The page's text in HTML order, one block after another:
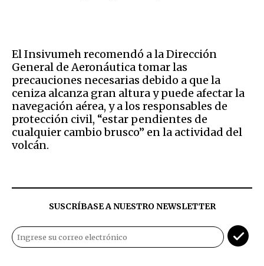
El Insivumeh recomendó a la Dirección
General de Aeronáutica tomar las
precauciones necesarias debido a que la
ceniza alcanza gran altura y puede afectar la
navegación aérea, y a los responsables de
protección civil, “estar pendientes de
cualquier cambio brusco” en la actividad del
volcán.
SUSCRÍBASE A NUESTRO NEWSLETTER